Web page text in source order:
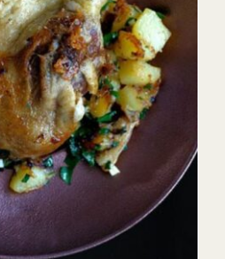
DETAILS